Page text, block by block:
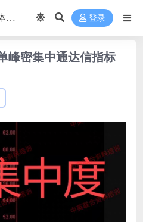
登录
峰密集中通达信指标